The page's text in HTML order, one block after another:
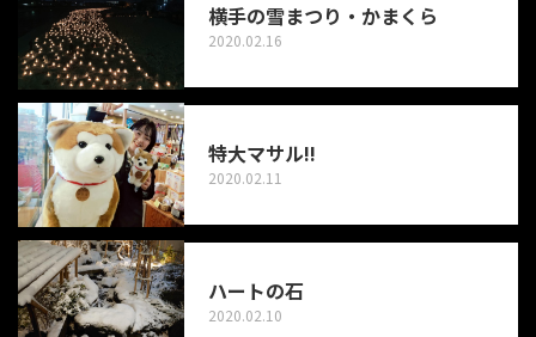
横手の雪まつり・かまくら
2020.02.16
特大マサル!!
2020.02.11
ハートの石
2020.02.10